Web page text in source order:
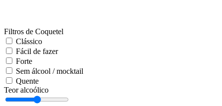
Filtros de Coquetel
Clássico
Fácil de fazer
Forte
Sem álcool / mocktail
Quente
Teor alcoólico